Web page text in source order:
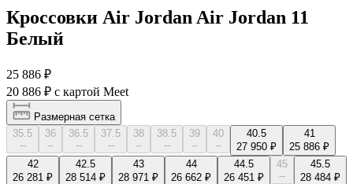
Кроссовки Air Jordan Air Jordan 11
Белый
25 886 ₽
20 886 ₽ с картой Meet
Размерная сетка
35.5
--
36
--
36.5
--
37.5
--
38
--
38.5
--
39
--
40
--
40.5
27 950 ₽
41
25 886 ₽
42
26 281 ₽
42.5
28 514 ₽
43
28 971 ₽
44
26 662 ₽
44.5
26 451 ₽
45
--
45.5
28 484 ₽